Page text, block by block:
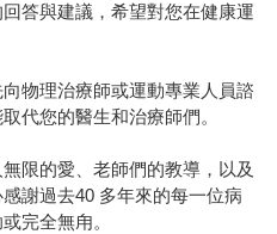
答與建議，希望對您在健康運
物理治療師或運動專業人員諮
代您的醫生和治療師們。
限的愛、老師們的教導，以及
謝過去40 多年來的每一位病
完全無甪。